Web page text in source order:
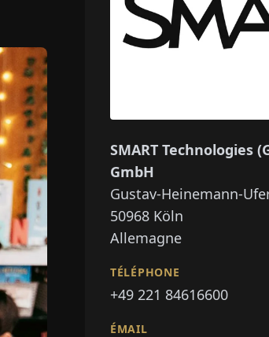
SMART Technologies
GmbH
Gustav-Heinemann-
50968 Köln
Allemagne
TÉLÉPHONE
+49 221 84616600
ÉMAIL